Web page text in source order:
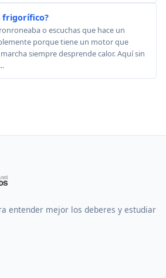
frigorífico?
o escuchas que hace un
porque tiene un motor que
siempre desprende calor. Aquí sin
entender mejor los deberes y estudiar